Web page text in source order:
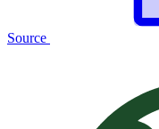
Source